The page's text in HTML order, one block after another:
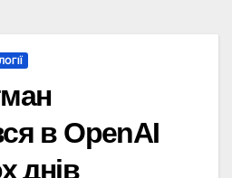
в OpenAI
днів